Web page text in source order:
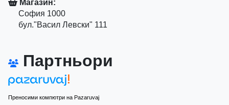
Магазин:
София 1000
бул."Васил Левски" 111
Партньори
Преносими компютри на Pazaruvaj